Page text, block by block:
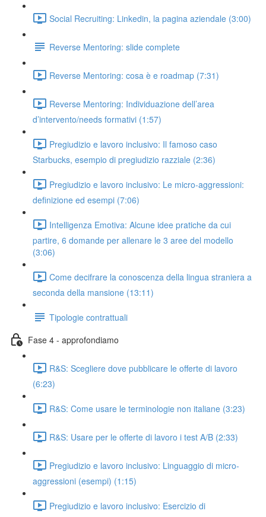
Social Recruiting: Linkedin, la pagina aziendale (3:00)
Reverse Mentoring: slide complete
Reverse Mentoring: cosa è e roadmap (7:31)
Reverse Mentoring: Individuazione dell’area
d’intervento/needs formativi (1:57)
Pregiudizio e lavoro inclusivo: Il famoso caso
Starbucks, esempio di pregiudizio razziale (2:36)
Pregiudizio e lavoro inclusivo: Le micro-aggressioni:
definizione ed esempi (7:06)
Intelligenza Emotiva: Alcune idee pratiche da cui
partire, 6 domande per allenare le 3 aree del modello
(3:06)
Come decifrare la conoscenza della lingua straniera a
seconda della mansione (13:11)
Tipologie contrattuali
Fase 4 - approfondiamo
R&S: Scegliere dove pubblicare le offerte di lavoro
(6:23)
R&S: Come usare le terminologie non italiane (3:23)
R&S: Usare per le offerte di lavoro i test A/B (2:33)
Pregiudizio e lavoro inclusivo: Linguaggio di micro-
aggressioni (esempi) (1:15)
Pregiudizio e lavoro inclusivo: Esercizio di